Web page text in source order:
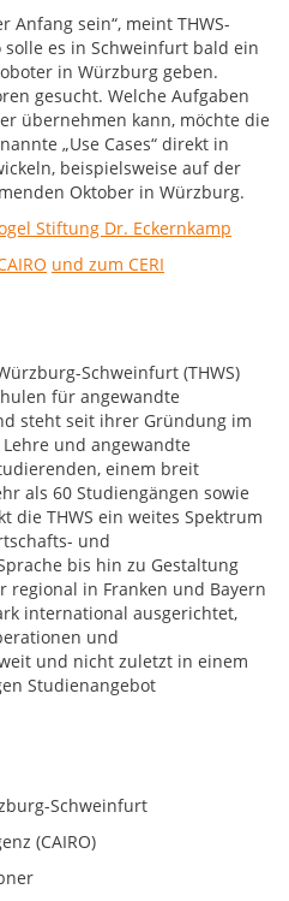
Anfang sein“, meint THWS-
solle es in Schweinfurt bald ein
in Würzburg geben.
gesucht. Welche Aufgaben
übernehmen kann, möchte die
„Use Cases“ direkt in
beispielsweise auf der
Oktober in Würzburg.
Stiftung Dr. Eckernkamp
und zum CERI
Schweinfurt (THWS)
für angewandte
steht seit ihrer Gründung im
und angewandte
einem breit
als 60 Studiengängen sowie
die THWS ein weites Spektrum
und
bis hin zu Gestaltung
regional in Franken und Bayern
international ausgerichtet,
und
und nicht zuletzt in einem
Studienangebot
Schweinfurt
(CAIRO)